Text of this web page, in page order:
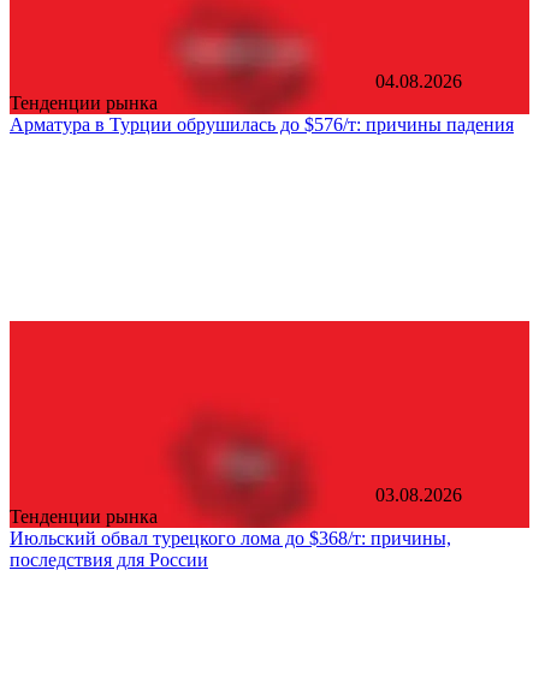
04.08.2026
Тенденции рынка
Арматура в Турции обрушилась до $576/т: причины падения
03.08.2026
Тенденции рынка
Июльский обвал турецкого лома до $368/т: причины,
последствия для России